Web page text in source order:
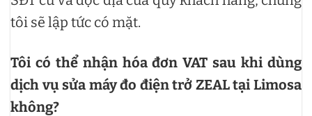
tôi sẽ lập tức có mặt.
Tôi có thể nhận hóa đơn VAT sau khi dùng
dịch vụ sửa máy đo điện trở ZEAL tại Limosa
không?